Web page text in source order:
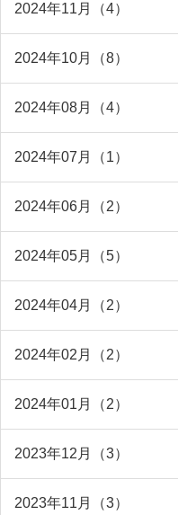
2024年11月（4）
2024年10月（8）
2024年08月（4）
2024年07月（1）
2024年06月（2）
2024年05月（5）
2024年04月（2）
2024年02月（2）
2024年01月（2）
2023年12月（3）
2023年11月（3）